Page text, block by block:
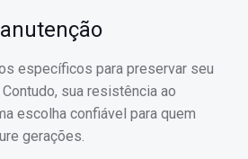
específicos para preservar seu
sua resistência ao
escolha confiável para quem
gerações.